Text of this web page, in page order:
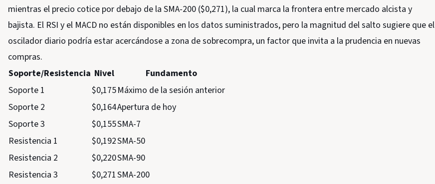
mientras el precio cotice por debajo de la SMA-200 ($0,271), la cual marca la frontera entre mercado alcista y
bajista. El RSI y el MACD no están disponibles en los datos suministrados, pero la magnitud del salto sugiere que el
oscilador diario podría estar acercándose a zona de sobrecompra, un factor que invita a la prudencia en nuevas
compras.
Soporte/Resistencia Nivel
Fundamento
Soporte 1
$0,175Máximo de la sesión anterior
Soporte 2
$0,164Apertura de hoy
Soporte 3
$0,155SMA-7
Resistencia 1
$0,192SMA-50
Resistencia 2
$0,220SMA-90
Resistencia 3
$0,271SMA-200